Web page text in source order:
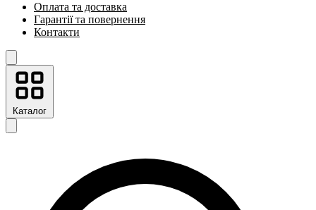
Оплата та доставка
Гарантії та повернення
Контакти
Каталог